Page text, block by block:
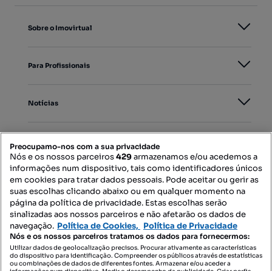
Sobre o Imovirtual
Para Profissionais
Notícias
Mapa do Site
Contacte-nos
SIGA-NOS:
Preocupamo-nos com a sua privacidade
Nós e os nossos parceiros429armazenamos e/ou acedemos a
informações num dispositivo, tais como identificadores únicos
em cookies para tratar dados pessoais. Pode aceitar ou gerir as
suas escolhas clicando abaixo ou em qualquer momento na
página da política de privacidade. Estas escolhas serão
sinalizadas aos nossos parceiros e não afetarão os dados de
navegação. Política de Cookies, Política de Privacidade
Nós e os nossos parceiros tratamos os dados para fornecermos:
Utilizar dados de geolocalização precisos. Procurar ativamente as características
do dispositivo para identificação. Compreender os públicos através de estatísticas
ou combinações de dados de diferentes fontes. Armazenar e/ou aceder a